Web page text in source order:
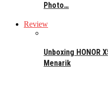
Photo…
Review
Unboxing HONOR
Menarik